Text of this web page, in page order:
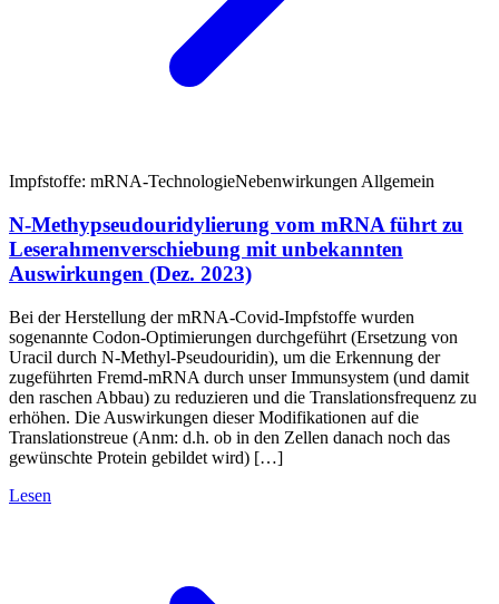
Impfstoffe: mRNA-TechnologieNebenwirkungen Allgemein
N-Methypseudouridylierung vom mRNA führt zu
Leserahmenverschiebung mit unbekannten
Auswirkungen (Dez. 2023)
Bei der Herstellung der mRNA-Covid-Impfstoffe wurden
sogenannte Codon-Optimierungen durchgeführt (Ersetzung von
Uracil durch N-Methyl-Pseudouridin), um die Erkennung der
zugeführten Fremd-mRNA durch unser Immunsystem (und damit
den raschen Abbau) zu reduzieren und die Translationsfrequenz zu
erhöhen. Die Auswirkungen dieser Modifikationen auf die
Translationstreue (Anm: d.h. ob in den Zellen danach noch das
gewünschte Protein gebildet wird) […]
Lesen